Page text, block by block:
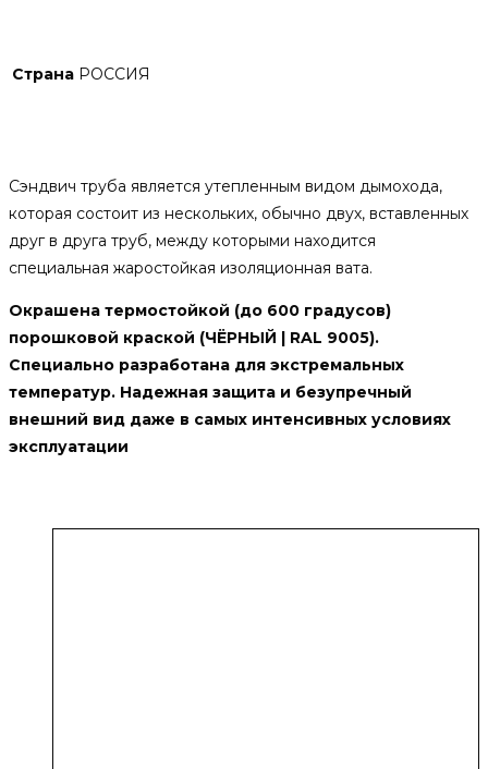
Страна РОССИЯ
Сэндвич труба является утепленным видом дымохода,
которая состоит из нескольких, обычно двух, вставленных
друг в друга труб, между которыми находится
специальная жаростойкая изоляционная вата.
Окрашена термостойкой (до 600 градусов)
порошковой краской (ЧЁРНЫЙ | RAL 9005).
Специально разработана для экстремальных
температур. Надежная защита и безупречный
внешний вид даже в самых интенсивных условиях
эксплуатации